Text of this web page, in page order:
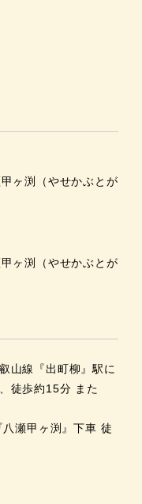
ヶ渕（やせかぶとが
ヶ渕（やせかぶとが
山線『出町柳』駅に
徒歩約15分 また
瀬甲ヶ渕』下車 徒